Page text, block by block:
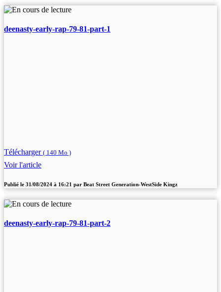
deenasty-early-rap-79-81-part-1
Télécharger ( 140 Mo )
Voir l'article
Publié le 31/08/2024 à 16:21 par Beat Street Generation-WestSide Kingz
deenasty-early-rap-79-81-part-2